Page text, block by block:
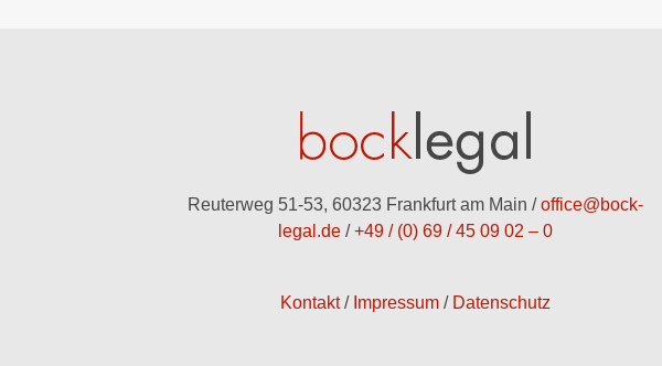
Reuterweg 51-53, 60323 Frankfurt am Main /office@bock-
legal.de/+49 / (0) 69 / 45 09 02 – 0
Kontakt Impressum Datenschutz